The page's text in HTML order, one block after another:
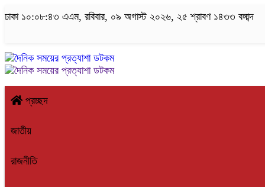
ঢাকা ১০:০৮:৪৪ এএম, রবিবার, ০৯ অগাস্ট ২০২৬, ২৫ শ্রাবণ ১৪৩৩ বঙ্গাব্দ
প্রচ্ছদ
জাতীয়
রাজনীতি